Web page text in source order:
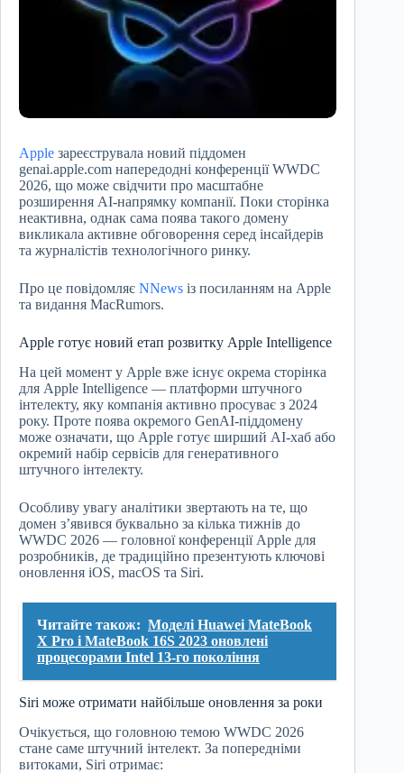
Apple зареєструвала новий піддомен
genai.apple.com напередодні конференції WWDC
2026, що може свідчити про масштабне
розширення AI-напрямку компанії. Поки сторінка
неактивна, однак сама поява такого домену
викликала активне обговорення серед інсайдерів
та журналістів технологічного ринку.
Про це повідомляє NNews із посиланням на Apple
та видання MacRumors.
Apple готує новий етап розвитку Apple Intelligence
На цей момент у Apple вже існує окрема сторінка
для Apple Intelligence — платформи штучного
інтелекту, яку компанія активно просуває з 2024
року. Проте поява окремого GenAI-піддомену
може означати, що Apple готує ширший AI-хаб або
окремий набір сервісів для генеративного
штучного інтелекту.
Особливу увагу аналітики звертають на те, що
домен з’явився буквально за кілька тижнів до
WWDC 2026 — головної конференції Apple для
розробників, де традиційно презентують ключові
оновлення iOS, macOS та Siri.
Читайте також: Моделі Huawei MateBook
X Pro і MateBook 16S 2023 оновлені
процесорами Intel 13-го покоління
Siri може отримати найбільше оновлення за роки
Очікується, що головною темою WWDC 2026
стане саме штучний інтелект. За попередніми
витоками, Siri отримає: